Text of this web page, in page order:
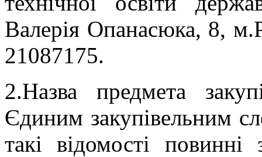
Валерія Опанасюка, 8,
21087175.
2.Назва предмета
Єдиним закупівельним
такі відомості повинні